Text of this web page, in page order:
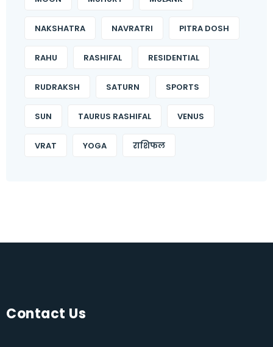
NAKSHATRA NAVRATRI PITRA DOSH
RAHU RASHIFAL RESIDENTIAL
RUDRAKSH SATURN SPORTS
SUN TAURUS RASHIFAL VENUS
VRAT YOGA राशिफल
Contact Us